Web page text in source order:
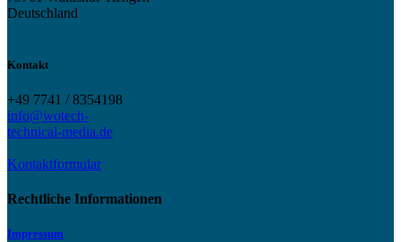
Deutschland
Kontakt
+49 7741 / 8354198
info@wotech-
technical-media.de
Kontaktformular
Rechtliche Informationen
Impressum